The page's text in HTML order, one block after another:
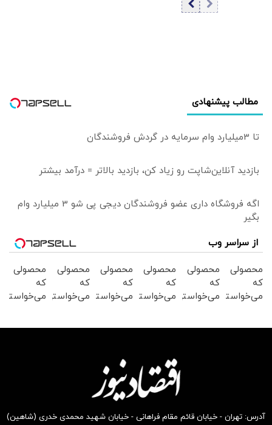
محدود تامین شود؟
سبزپوش شد، شیبا
مطالب پیشنهادی
تا 3میلیارد وام سرمایه در گردش فروشندگان
بازدید آنلاین‌شاپت رو زیاد کن، بازدید بالاتر = درآمد بیشتر
اگه فروشگاه داری عضو فروشندگان دیجی پی شو 3 میلیارد وام
بگیر
از سراسر وب
محصولی
که
می‌خواستی
محصولی
که
می‌خواستی
محصولی
که
می‌خواستی
بخر !
محصولی
که
می‌خواستی
بخر!
محصولی
که
می‌خواستی
محصولی
که
می‌خواستی
آدرس: تهران - خیابان قائم مقام فراهانی - خیابان شهید محمدی خدری (شاهین)